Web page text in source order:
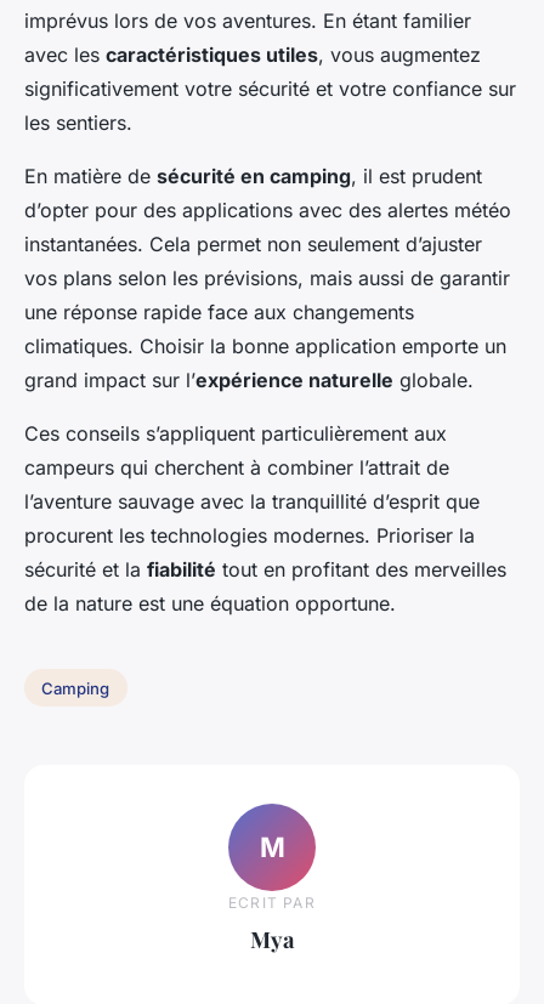
imprévus lors de vos aventures. En étant familier
avec les caractéristiques utiles, vous augmentez
significativement votre sécurité et votre confiance sur
les sentiers.
En matière de sécurité en camping, il est prudent
d’opter pour des applications avec des alertes météo
instantanées. Cela permet non seulement d’ajuster
vos plans selon les prévisions, mais aussi de garantir
une réponse rapide face aux changements
climatiques. Choisir la bonne application emporte un
grand impact sur l’expérience naturelle globale.
Ces conseils s’appliquent particulièrement aux
campeurs qui cherchent à combiner l’attrait de
l’aventure sauvage avec la tranquillité d’esprit que
procurent les technologies modernes. Prioriser la
sécurité et la fiabilité tout en profitant des merveilles
de la nature est une équation opportune.
Camping
M
ECRIT PAR
Mya